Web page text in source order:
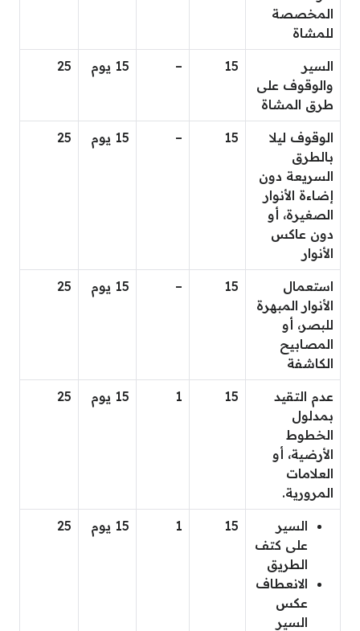
المخصصة
للمشاة
السير
والوقوف على
طرق المشاة
15
– 15 يوم 25
الوقوف ليلا
بالطرق
السريعة دون
إضاءة الأنوار
الصغيرة، أو
دون عاكس
الأنوار
15
– 15 يوم 25
استعمال
الأنوار المبهرة
للبصر، أو
المصابيح
الكاشفة
15
– 15 يوم 25
عدم التقيد
بمدلول
الخطوط
الأرضية، أو
العلامات
المرورية.
15
1 15 يوم 25
السير
على كتف
الطريق
الانعطاف
عكس
السير
15
1 15 يوم 25